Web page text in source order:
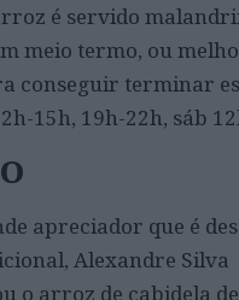
é servido
meio termo, ou
conseguir terminar
15h, 19h-22h, sáb
apreciador que é
Alexandre Silva
o arroz de cabidela de